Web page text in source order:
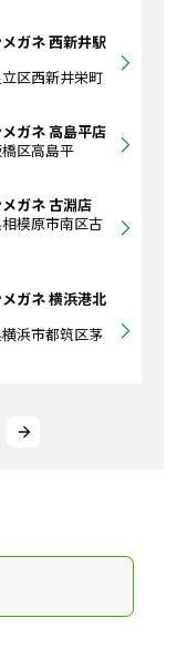
ガネ 西新井駅
区西新井栄町
ガネ 高島平店
区高島平
ガネ 古淵店
模原市南区古
ガネ 横浜港北
浜市都筑区茅